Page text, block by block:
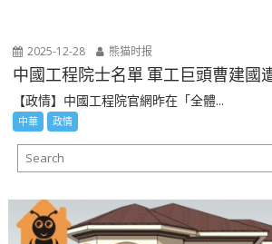
2025-12-28 熊猫时报
中國工程院士名單 軍工巨頭曹建國
【政情】中國工程院官網昨在「全體...
中華 政情